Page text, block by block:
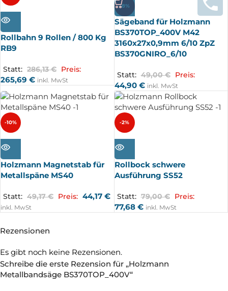
AUSV
ERKA
Rollbahn 9 Rollen / 800 Kg
RB9
Statt: 286,13€ Preis:
265,69 € inkl. MwSt
-8%
Sägeband für Holzmann
BS370TOP_400V M42
3160x27x0,9mm 6/10 ZpZ
BS370GNIRO_6/10
Statt: 49,00€ Preis:
44,90 € inkl. MwSt
-10%
AUSV
ERKA
Holzmann Magnetstab für
Metallspäne MS40
Statt: 49,17€ Preis: 44,17 €
inkl. MwSt
-2%
AUSV
ERKA
UFT
Rollbock schwere
Ausführung SS52
Statt: 79,00€ Preis:
77,68 € inkl. MwSt
Rezensionen
Es gibt noch keine Rezensionen.
Schreibe die erste Rezension für „Holzmann
Metallbandsäge BS370TOP_400V“